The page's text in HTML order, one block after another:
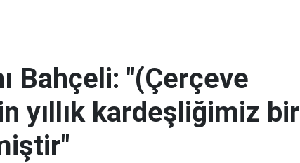
Bahçeli: "(Çerçeve
yıllık kardeşliğimiz bir